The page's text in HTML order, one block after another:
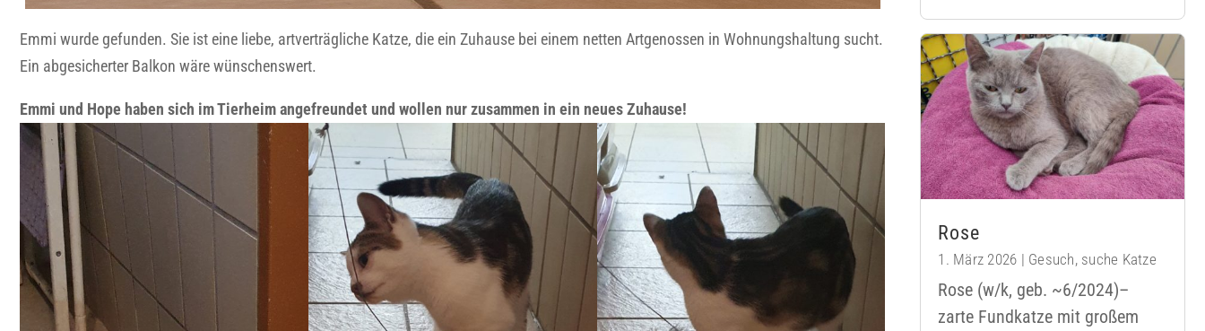
Emmi wurde gefunden. Sie ist eine liebe, artverträgliche Katze, die ein Zuhause bei einem netten Artgenossen in Wohnungshaltung sucht.
Ein abgesicherter Balkon wäre wünschenswert.
Emmi und Hope haben sich im Tierheim angefreundet und wollen nur zusammen in ein neues Zuhause!
Rose
1. März 2026 | Gesuch, suche Katze
Rose (w/k, geb. ~6/2024)–
zarte Fundkatze mit großem